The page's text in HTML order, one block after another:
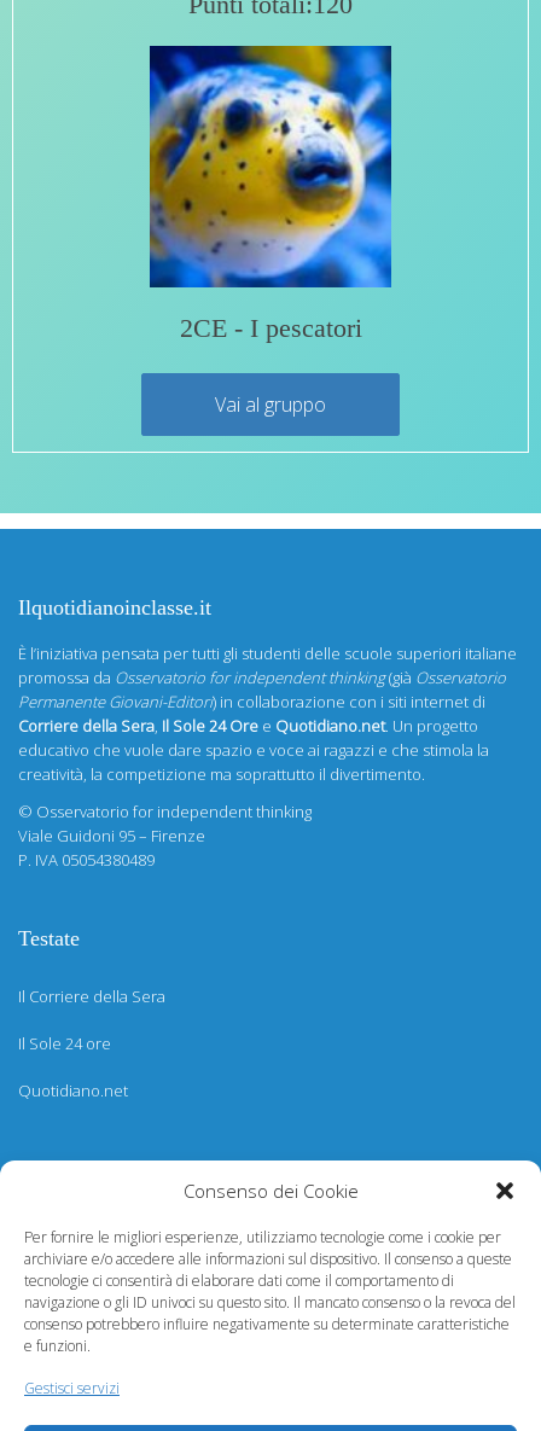
Consenso dei Cookie
Per fornire le migliori esperienze, utilizziamo tecnologie come i cookie per
archiviare e/o accedere alle informazioni sul dispositivo. Il consenso a queste
tecnologie ci consentirà di elaborare dati come il comportamento di
navigazione o gli ID univoci su questo sito. Il mancato consenso o la revoca del
consenso potrebbero influire negativamente su determinate caratteristiche
e funzioni.
Gestisci servizi
2CE - I pescatori
Vai al gruppo
Ilquotidianoinclasse.it
È l’iniziativa pensata per tutti gli studenti delle scuole superiori italiane
promossa da Osservatorio for independent thinking(già Osservatorio
Permanente Giovani-Editori) in collaborazione con i siti internet di
Corriere della Sera, Il Sole 24 Ore e Quotidiano.net. Un progetto
educativo che vuole dare spazio e voce ai ragazzi e che stimola la
creatività, la competizione ma soprattutto il divertimento.
© Osservatorio for independent thinking
Viale Guidoni 95 – Firenze
P. IVA 05054380489
Testate
Il Corriere della Sera
Il Sole 24 ore
Quotidiano.net
Informazioni
Regolamento
Help desk
Guida rapida